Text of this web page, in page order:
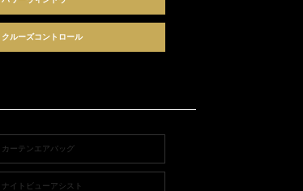
クルーズコントロール
カーテンエアバッグ
ナイトビューアシスト